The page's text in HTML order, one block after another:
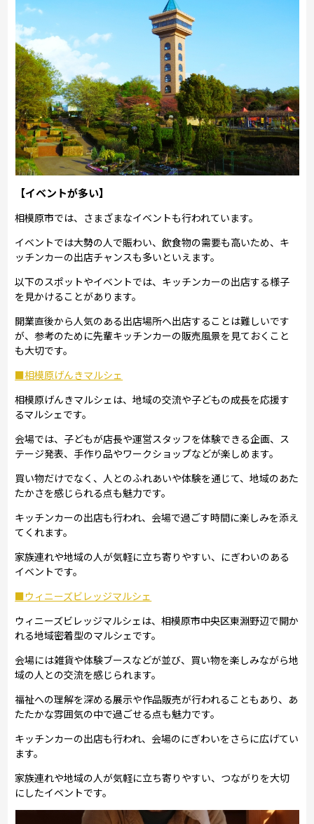
【イベントが多い】
相模原市では、さまざまなイベントも行われています。
イベントでは大勢の人で賑わい、飲食物の需要も高いため、キ
ッチンカーの出店チャンスも多いといえます。
以下のスポットやイベントでは、キッチンカーの出店する様子
を見かけることがあります。
開業直後から人気のある出店場所へ出店することは難しいです
が、参考のために先輩キッチンカーの販売風景を見ておくこと
も大切です。
■相模原げんきマルシェ
相模原げんきマルシェは、地域の交流や子どもの成長を応援す
るマルシェです。
会場では、子どもが店長や運営スタッフを体験できる企画、ス
テージ発表、手作り品やワークショップなどが楽しめます。
買い物だけでなく、人とのふれあいや体験を通じて、地域のあた
たかさを感じられる点も魅力です。
キッチンカーの出店も行われ、会場で過ごす時間に楽しみを添え
てくれます。
家族連れや地域の人が気軽に立ち寄りやすい、にぎわいのある
イベントです。
■ウィニーズビレッジマルシェ
ウィニーズビレッジマルシェは、相模原市中央区東淵野辺で開か
れる地域密着型のマルシェです。
会場には雑貨や体験ブースなどが並び、買い物を楽しみながら地
域の人との交流を感じられます。
福祉への理解を深める展示や作品販売が行われることもあり、あ
たたかな雰囲気の中で過ごせる点も魅力です。
キッチンカーの出店も行われ、会場のにぎわいをさらに広げてい
ます。
家族連れや地域の人が気軽に立ち寄りやすい、つながりを大切
にしたイベントです。